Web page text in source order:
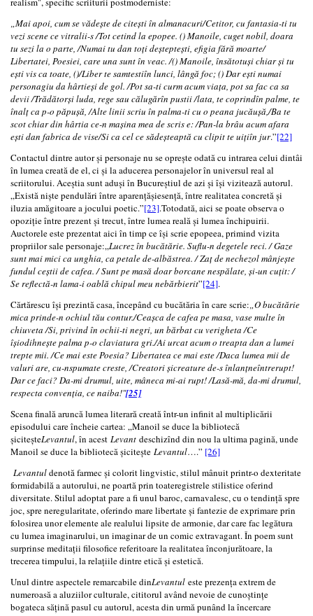
„Mai apoi, cum se vădeşte de citeşti în almanacuri/Cetitor, cu fantasia-ti tu
vezi scene ce vitralii-s /Tot cetind la epopee. () Manoile, cuget nobil, doara
tu sezi la o parte, /Numai tu dan toți deșteptești, efigia fără moarte/
Libertatei, Poesiei, care una sunt în veac. /() Manoile, însătotuși chiar și tu
ești vis ca toate, ()/Liber te samtestiîn lunci, lângă foc; () Dar ești numai
personagiu da hârtieși de gol. /Pot sa-ti curm acum viața, pot sa fac ca sa
devii /Trădătorși luda, rege sau călugărîn pustii /lata, te coprindîn palme, te
înalț ca p-o păpușă, /Alte linii scriu în palma-ti cu o peana jucăușă,/Ba te
scot chiar din hârtia ce-n mașina mea de scris e: /Pan-la brâu acum afara
ești dan fabrica de vise/Si ca cel ce sădeșteaptă cu clipit te uițiîn jur.”[22]
Contactul dintre autor și personaje nu se oprește odată cu intrarea celui dintâi
în lumea creată de el, ci și la aducerea personajelor în universul real al
scriitorului. Aceștia sunt aduși în Bucureștiul de azi și își vizitează autorul.
„Există niște pendulări între aparențășiesență, între realitatea concretă și
iluzia amăgitoare a jocului poetic.”[23].Totodată, aici se poate observa o
opoziție între prezent și trecut, între lumea reală și lumea închipuirii.
Auctorele este prezentat aici în timp ce își scrie epopeea, primind vizita
propriilor sale personaje:„Lucrez în bucătărie. Suflu-n degetele reci. / Gaze
sunt mai mici ca unghia, ca petale de-albăstrea. / Zaţ de nechezol mânjeşte
fundul ceştii de cafea. / Sunt pe masă doar borcane nespălate, și-un cuţit: /
Se reflectă-n lama-i oablă chipul meu nebărbierit”[24].
Cărtărescu își prezintă casa, începând cu bucătăria în care scrie:„O bucătărie
mica prinde-n ochiul tău contur./Ceașca de cafea pe masa, vase multe în
chiuveta /Si, privind în ochii-ti negri, un bărbat cu verigheta /Ce
îșiodihnește palma p-o claviatura gri./Ai urcat acum o treapta dan a lumei
trepte mii. /Ce mai este Poesia? Libertatea ce mai este /Daca lumea mii de
valuri are, cu-nspumate creste, /Creatori șicreature de-s înlanțneîntrerupt!
Dar ce faci? Da-mi drumul, uite, mâneca mi-ai rupt! /Lasă-mă, da-mi drumul,
respecta convenția, ce naiba!"[25]
Scena finală aruncă lumea literară creată într-un infinit al multiplicării
episodului care încheie cartea: „Manoil se duce la bibliotecă
șiciteșteLevantul, în acest Levant deschizînd din nou la ultima pagină, unde
Manoil se duce la bibliotecă șicitește Levantul….” [26]
Levantuldenotă farmec și colorit lingvistic, stilul mânuit printr-o dexteritate
formidabilă a autorului, ne poartă prin toateregistrele stilistice oferind
diversitate. Stilul adoptat pare a fi unul baroc, carnavalesc, cu o tendință spre
joc, spre neregularitate, oferindo mare libertate și fantezie de exprimare prin
folosirea unor elemente ale realului lipsite de armonie, dar care fac legătura
cu lumea imaginarului, un imaginar de un comic extravagant. În poem sunt
surprinse meditații filosofice referitoare la realitatea înconjurătoare, la
trecerea timpului, la relațiile dintre etică și estetică.
Unul dintre aspectele remarcabile dinLevantul este prezența extrem de
numeroasă a aluziilor culturale, cititorul având nevoie de cunoștințe
bogateca sățină pasul cu autorul, acesta din urmă punând la încercare